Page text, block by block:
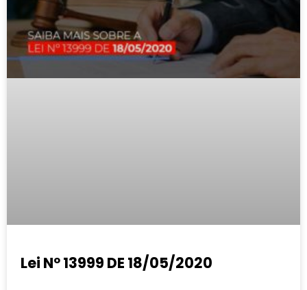
Lei Nº 13999 DE 18/05/2020